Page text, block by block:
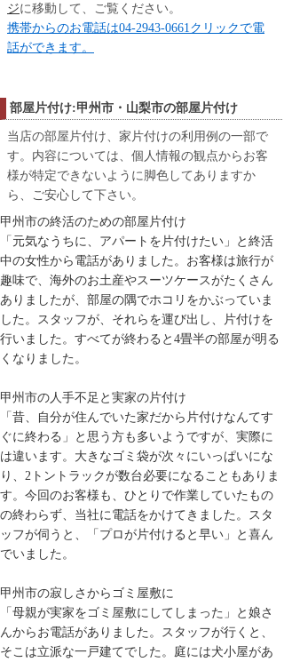
ジに移動して、ご覧ください。
携帯からのお電話は04-2943-0661クリックで電
話ができます。
部屋片付け:甲州市・山梨市の部屋片付け
当店の部屋片付け、家片付けの利用例の一部で
す。内容については、個人情報の観点からお客
様が特定できないように脚色してありますか
ら、ご安心して下さい。
甲州市の終活のための部屋片付け
「元気なうちに、アパートを片付けたい」と終活
中の女性から電話がありました。お客様は旅行が
趣味で、海外のお土産やスーツケースがたくさん
ありましたが、部屋の隅でホコリをかぶっていま
した。スタッフが、それらを運び出し、片付けを
行いました。すべてが終わると4畳半の部屋が明る
くなりました。
甲州市の人手不足と実家の片付け
「昔、自分が住んでいた家だから片付けなんてす
ぐに終わる」と思う方も多いようですが、実際に
は違います。大きなゴミ袋が次々にいっぱいにな
り、2トントラックが数台必要になることもありま
す。今回のお客様も、ひとりで作業していたもの
の終わらず、当社に電話をかけてきました。スタ
ッフが伺うと、「プロが片付けると早い」と喜ん
でいました。
甲州市の寂しさからゴミ屋敷に
「母親が実家をゴミ屋敷にしてしまった」と娘さ
んからお電話がありました。スタッフが行くと、
そこは立派な一戸建てでした。庭には犬小屋があ